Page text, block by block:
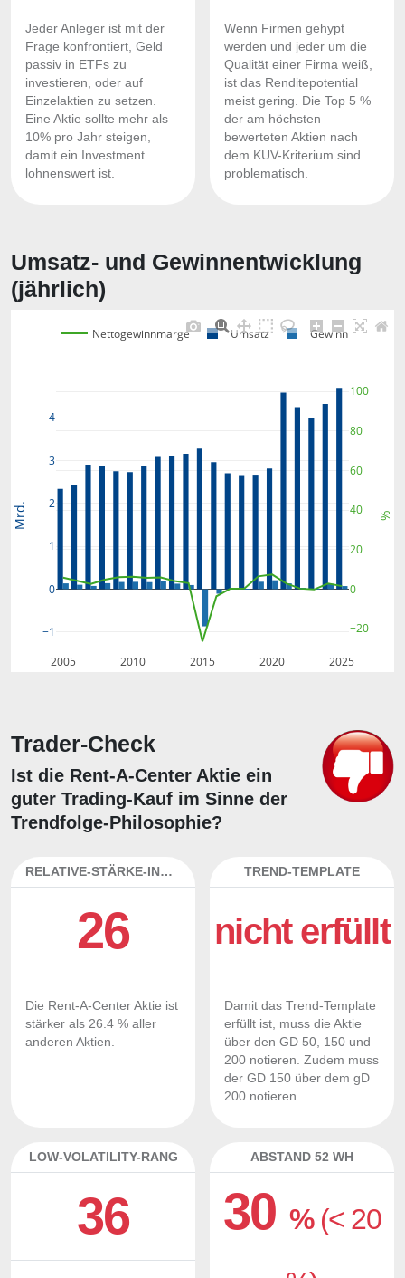
Jeder Anleger ist mit der
Frage konfrontiert, Geld
passiv in ETFs zu
investieren, oder auf
Einzelaktien zu setzen.
Eine Aktie sollte mehr als
10% pro Jahr steigen,
damit ein Investment
lohnenswert ist.
Wenn Firmen gehypt
werden und jeder um die
Qualität einer Firma weiß,
ist das Renditepotential
meist gering. Die Top 5 %
der am höchsten
bewerteten Aktien nach
dem KUV-Kriterium sind
problematisch.
Umsatz- und Gewinnentwicklung
(jährlich)
2005 2010 2015 2020 2025
−1
0
1
2
3
4
−20
0
20
40
60
80
100
Nettogewinnmarge Umsatz Gewinn
Mrd. %
Trader-Check
Ist die Rent-A-Center Aktie ein
guter Trading-Kauf im Sinne der
Trendfolge-Philosophie?
RELATIVE-STÄRKE-INDEX
26
Die Rent-A-Center Aktie ist
stärker als 26.4 % aller
anderen Aktien.
TREND-TEMPLATE
nicht erfüllt
Damit das Trend-Template
erfüllt ist, muss die Aktie
über den GD 50, 150 und
200 notieren. Zudem muss
der GD 150 über dem gD
200 notieren.
LOW-VOLATILITY-RANG
36
ABSTAND 52 WH
30% (< 20